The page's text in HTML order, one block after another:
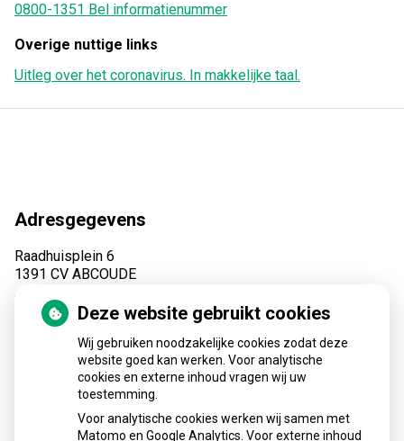
0800-1351 Bel informatienummer
Overige nuttige links
Uitleg over het coronavirus. In makkelijke taal.
Adresgegevens
Raadhuisplein 6
1391 CV ABCOUDE
Tel:
(0294) 28 09 70
Fax: (0294) 28 48 28
info@apotheekabcoude.nl
AGB code apotheek: 02008694
Deze website gebruikt cookies
Wij gebruiken noodzakelijke cookies zodat deze
website goed kan werken. Voor analytische
cookies en externe inhoud vragen wij uw
toestemming.
Voor analytische cookies werken wij samen met
Matomo en Google Analytics. Voor externe inhoud